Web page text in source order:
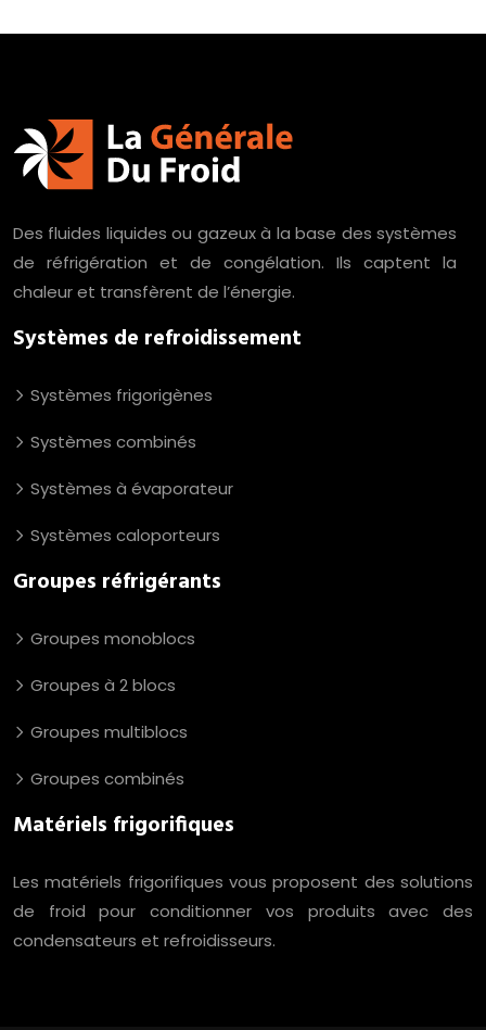
Des fluides liquides ou gazeux à la base des systèmes
de réfrigération et de congélation. Ils captent la
chaleur et transfèrent de l’énergie.
Systèmes de refroidissement
Systèmes frigorigènes
Systèmes combinés
Systèmes à évaporateur
Systèmes caloporteurs
Groupes réfrigérants
Groupes monoblocs
Groupes à 2 blocs
Groupes multiblocs
Groupes combinés
Matériels frigorifiques
Les matériels frigorifiques vous proposent des solutions
de froid pour conditionner vos produits avec des
condensateurs et refroidisseurs.